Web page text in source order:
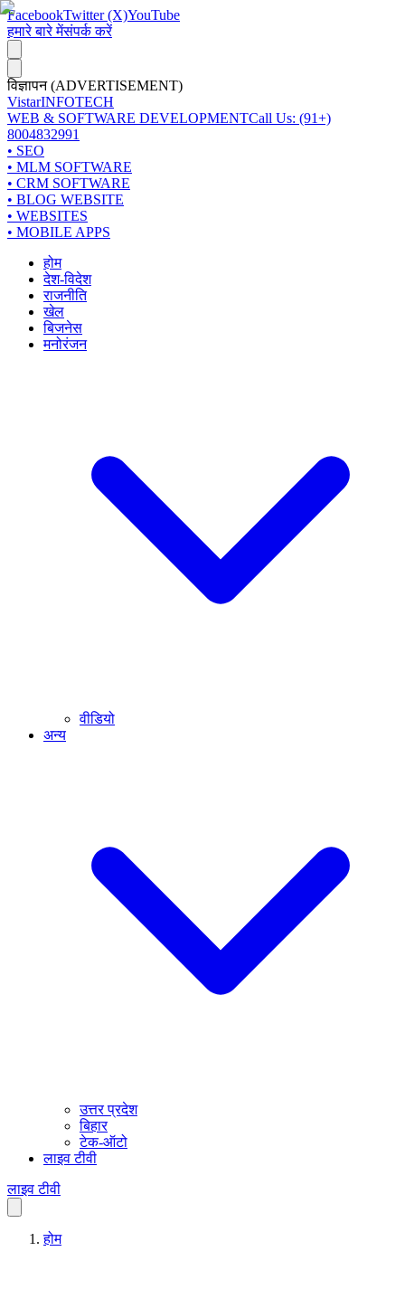
FacebookTwitter (X)YouTube
हमारे बारे मेंसंपर्क करें
विज्ञापन (ADVERTISEMENT)
VistarINFOTECH
WEB & SOFTWARE DEVELOPMENTCall Us: (91+)
8004832991
• SEO
• MLM SOFTWARE
• CRM SOFTWARE
• BLOG WEBSITE
• WEBSITES
• MOBILE APPS
होम
देश-विदेश
राजनीति
खेल
बिजनेस
मनोरंजन
वीडियो
अन्य
उत्तर प्रदेश
बिहार
टेक-ऑटो
लाइव टीवी
लाइव टीवी
होम